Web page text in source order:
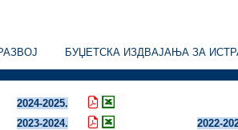
БУЏЕТСКА ИЗДВАЈАЊА ЗА
2024-2025.
2023-2024.
2022-